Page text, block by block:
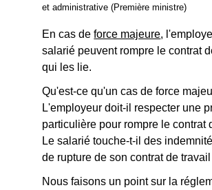
et administrative (Première ministre)
En cas deforce majeure,
salarié peuvent rompre le contrat
qui les lie.
Qu'est-ce qu'un cas de force
L'employeur doit-il respecter une
particulière pour rompre le contrat
Le salarié touche-t-il des
de rupture de son contrat de
Nous faisons un point sur la